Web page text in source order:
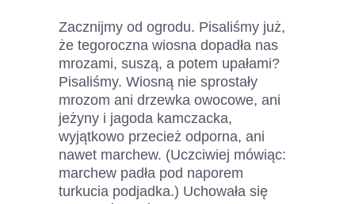
Zacznijmy od ogrodu. Pisaliśmy już,
że tegoroczna wiosna dopadła nas
mrozami, suszą, a potem upałami?
Pisaliśmy. Wiosną nie sprostały
mrozom ani drzewka owocowe, ani
jeżyny i jagoda kamczacka,
wyjątkowo przecież odporna, ani
nawet marchew. (Uczciwiej mówiąc:
marchew padła pod naporem
turkucia podjadka.) Uchowała się